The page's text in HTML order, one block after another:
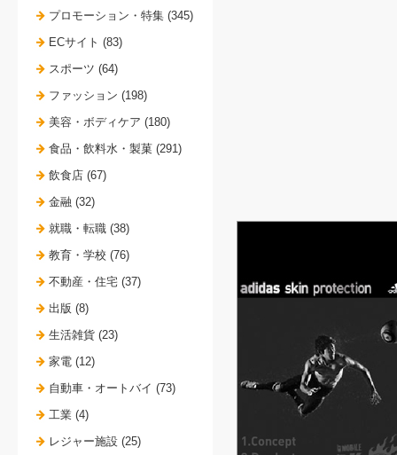
プロモーション・特集 (345)
ECサイト (83)
スポーツ (64)
ファッション (198)
美容・ボディケア (180)
食品・飲料水・製菓 (291)
飲食店 (67)
金融 (32)
就職・転職 (38)
教育・学校 (76)
不動産・住宅 (37)
出版 (8)
生活雑貨 (23)
家電 (12)
自動車・オートバイ (73)
工業 (4)
レジャー施設 (25)